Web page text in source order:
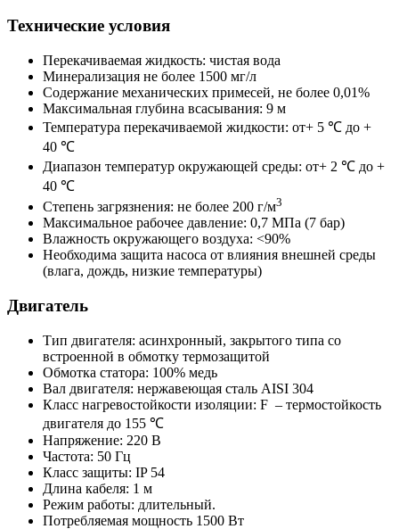
Технические условия
Перекачиваемая жидкость: чистая вода
Минерализация не более 1500 мг/л
Содержание механических примесей, не более 0,01%
Максимальная глубина всасывания: 9 м
Температура перекачиваемой жидкости: от+ 5 ℃ до +
40 ℃
Диапазон температур окружающей среды: от+ 2 ℃ до +
40 ℃
Степень загрязнения: не более 200 г/м3
Максимальное рабочее давление: 0,7 МПа (7 бар)
Влажность окружающего воздуха: <90%
Необходима защита насоса от влияния внешней среды
(влага, дождь, низкие температуры)
Двигатель
Тип двигателя: асинхронный, закрытого типа со
встроенной в обмотку термозащитой
Обмотка статора: 100% медь
Вал двигателя: нержавеющая сталь AISI 304
Класс нагревостойкости изоляции: F – термостойкость
двигателя до 155 ℃
Напряжение: 220 В
Частота: 50 Гц
Класс защиты: IP 54
Длина кабеля: 1 м
Режим работы: длительный.
Потребляемая мощность 1500 Вт